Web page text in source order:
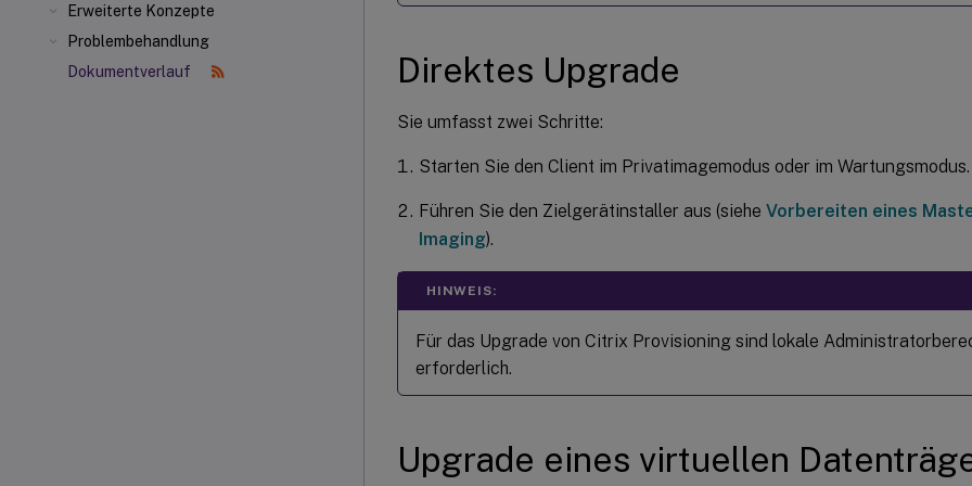
Erweiterte Konzepte
Problembehandlung
Dokumentverlauf
Direktes Upgrade
Sie umfasst zwei Schritte:
Starten Sie den Client im Privatimagemodus oder im Wartungsmodus.
Führen Sie den Zielgerätinstaller aus (siehe Vorbereiten eines
Imaging).
HINWEIS:
Für das Upgrade von Citrix Provisioning sind lokale
erforderlich.
Upgrade eines virtuellen